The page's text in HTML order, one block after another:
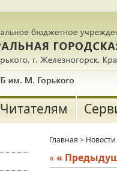
Читателям
Главная > Новости
««